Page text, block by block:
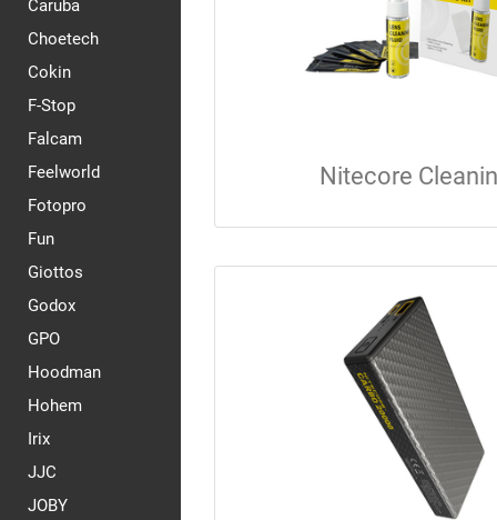
Caruba
Choetech
Cokin
F-Stop
Falcam
Feelworld
Fotopro
Fun
Giottos
Godox
GPO
Hoodman
Hohem
Irix
JJC
JOBY
Nitecore